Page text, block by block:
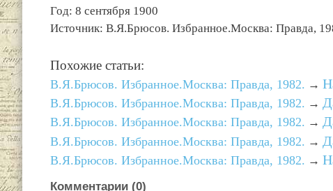
Год: 8 сентября 1900
Источник: В.Я.Брюсов. Избранное.Москва: Правда,
Похожие статьи:
В.Я.Брюсов. Избранное.Москва: Правда, 1982. →
В.Я.Брюсов. Избранное.Москва: Правда, 1982. →
В.Я.Брюсов. Избранное.Москва: Правда, 1982. →
В.Я.Брюсов. Избранное.Москва: Правда, 1982. →
В.Я.Брюсов. Избранное.Москва: Правда, 1982. →
Комментарии (0)